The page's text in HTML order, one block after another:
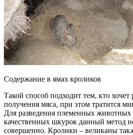
Содержание в ямах кроликов
Такой способ подходит тем, кто хочет
получения мяса, при этом тратится
Для разведения племенных животных
качественных шкурок данный метод
совершенно. Кролики – великаны